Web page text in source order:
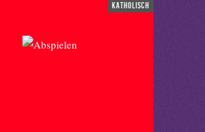
katholisch